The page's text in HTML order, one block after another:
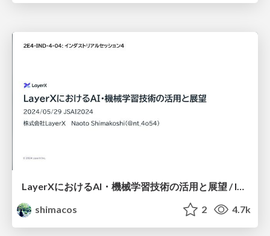
LayerXにおけるAI・機械学習技術の活用と展望 / layerx-ai-jsai2024
shimacos
2 4.7k